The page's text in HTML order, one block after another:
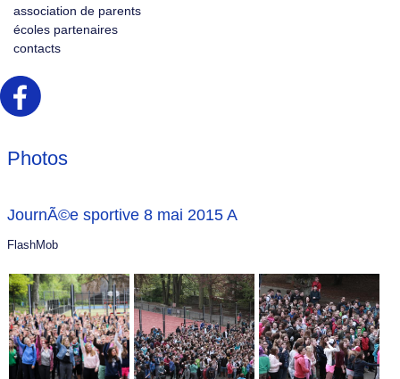
association de parents
écoles partenaires
contacts
Photos
JournÃ©e sportive 8 mai 2015 A
FlashMob